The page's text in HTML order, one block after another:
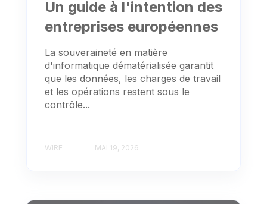
Un guide à l'intention des
entreprises européennes
La souveraineté en matière
d'informatique dématérialisée garantit
que les données, les charges de travail
et les opérations restent sous le
contrôle...
WIRE MAI 19, 2026